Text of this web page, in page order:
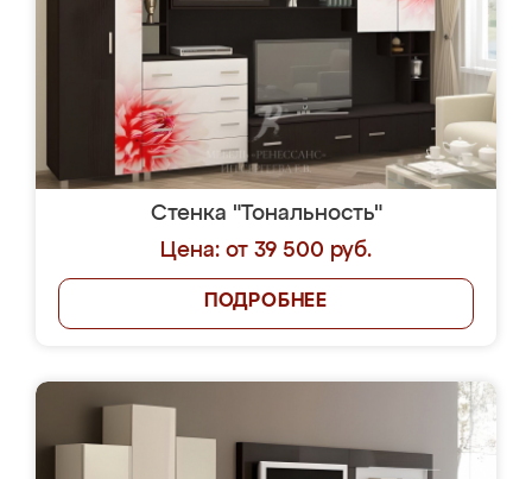
Стенка "Тональность"
Цена: от 39 500 руб.
ПОДРОБНЕЕ